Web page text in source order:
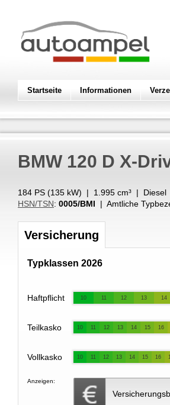
Startseite Informationen
BMW 120 D X-
184 PS (135 kW) | 1.995 cm³ | Diesel
HSN/TSN: 0005/BMI | Amtliche
Versicherung
Typklassen 2026
Haftpflicht 10 11 12 13 14
Teilkasko 10 11 12 13 14 15 16
Vollkasko 10 11 12 13 14 15 16
Anzeigen: